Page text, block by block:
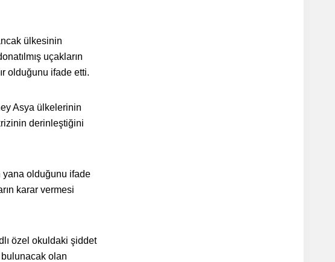
ülkesinin
uçakların
olduğunu ifade etti.
Asya ülkelerinin
derinleştiğini
yana olduğunu ifade
karar vermesi
özel okuldaki şiddet
olan